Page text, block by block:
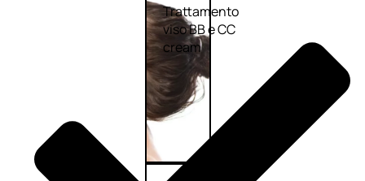
Trattamento
viso BB e CC
cream